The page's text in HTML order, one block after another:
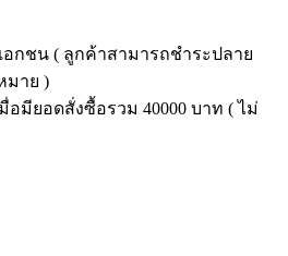
อกชน ( ลูกค้าสามารถชำระปลาย
มาย )
อมียอดสั่งซื้อรวม 40000 บาท ( ไม่